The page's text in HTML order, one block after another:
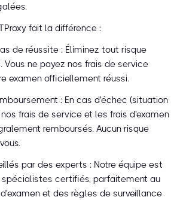
fait la différence :
de réussite : Éliminez tout risque
Vous ne payez nos frais de service
examen officiellement réussi.
: En cas d'échec (situation
frais de service et les frais d'examen
remboursés. Aucun risque
par des experts : Notre équipe est
certifiés, parfaitement au
et des règles de surveillance